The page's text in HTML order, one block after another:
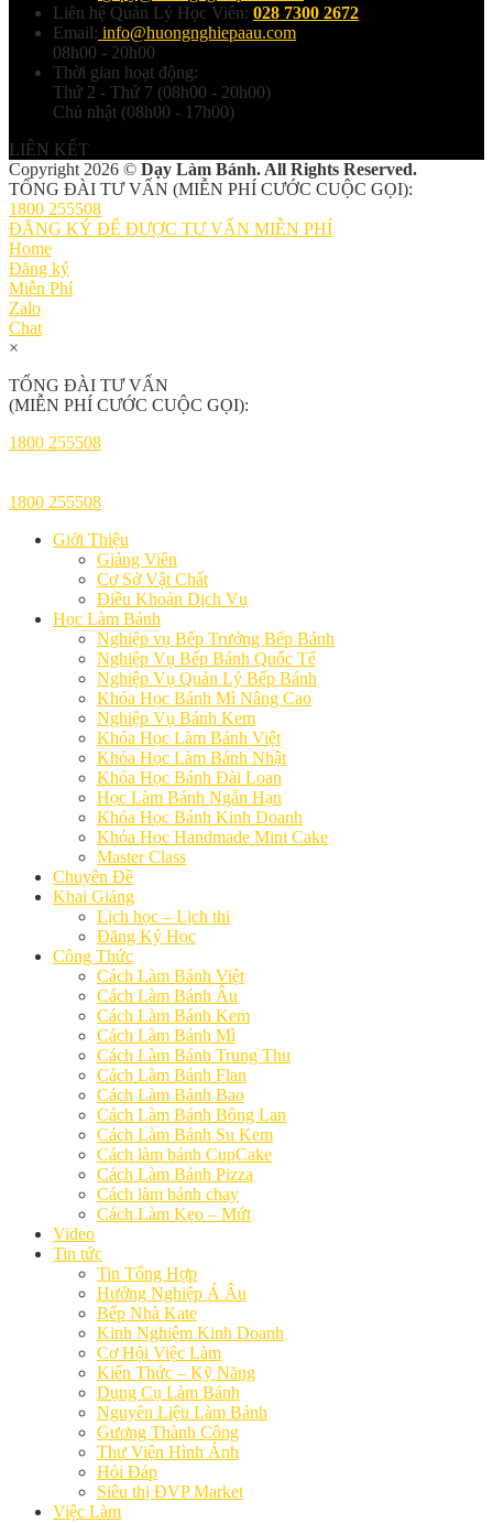
Liên hệ Quản Lý Học Viên: 028 7300 2672
Email: info@huongnghiepaau.com
08h00 - 20h00
Thời gian hoạt động:
Thứ 2 - Thứ 7 (08h00 - 20h00)
Chủ nhật (08h00 - 17h00)
LIÊN KẾT
Copyright 2026 © Dạy Làm Bánh. All Rights Reserved.
TỔNG ĐÀI TƯ VẤN (MIỄN PHÍ CƯỚC CUỘC GỌI):
1800 255508
ĐĂNG KÝ ĐỂ ĐƯỢC TƯ VẤN MIỄN PHÍ
Home
Đăng ký
Miễn Phí
Zalo
Chat
×
TỔNG ĐÀI TƯ VẤN
(MIỄN PHÍ CƯỚC CUỘC GỌI):
1800 255508
1800 255508
Giới Thiệu
Giảng Viên
Cơ Sở Vật Chất
Điều Khoản Dịch Vụ
Học Làm Bánh
Nghiệp vụ Bếp Trưởng Bếp Bánh
Nghiệp Vụ Bếp Bánh Quốc Tế
Nghiệp Vụ Quản Lý Bếp Bánh
Khóa Học Bánh Mì Nâng Cao
Nghiệp Vụ Bánh Kem
Khóa Học Làm Bánh Việt
Khóa Học Làm Bánh Nhật
Khóa Học Bánh Đài Loan
Học Làm Bánh Ngắn Hạn
Khóa Học Bánh Kinh Doanh
Khóa Học Handmade Mini Cake
Master Class
Chuyên Đề
Khai Giảng
Lịch học – Lịch thi
Đăng Ký Học
Công Thức
Cách Làm Bánh Việt
Cách Làm Bánh Âu
Cách Làm Bánh Kem
Cách Làm Bánh Mì
Cách Làm Bánh Trung Thu
Cách Làm Bánh Flan
Cách Làm Bánh Bao
Cách Làm Bánh Bông Lan
Cách Làm Bánh Su Kem
Cách làm bánh CupCake
Cách Làm Bánh Pizza
Cách làm bánh chay
Cách Làm Kẹo – Mứt
Video
Tin tức
Tin Tổng Hợp
Hướng Nghiệp Á Âu
Bếp Nhà Kate
Kinh Nghiệm Kinh Doanh
Cơ Hội Việc Làm
Kiến Thức – Kỹ Năng
Dụng Cụ Làm Bánh
Nguyên Liệu Làm Bánh
Gương Thành Công
Thư Viện Hình Ảnh
Hỏi Đáp
Siêu thị ĐVP Market
Việc Làm